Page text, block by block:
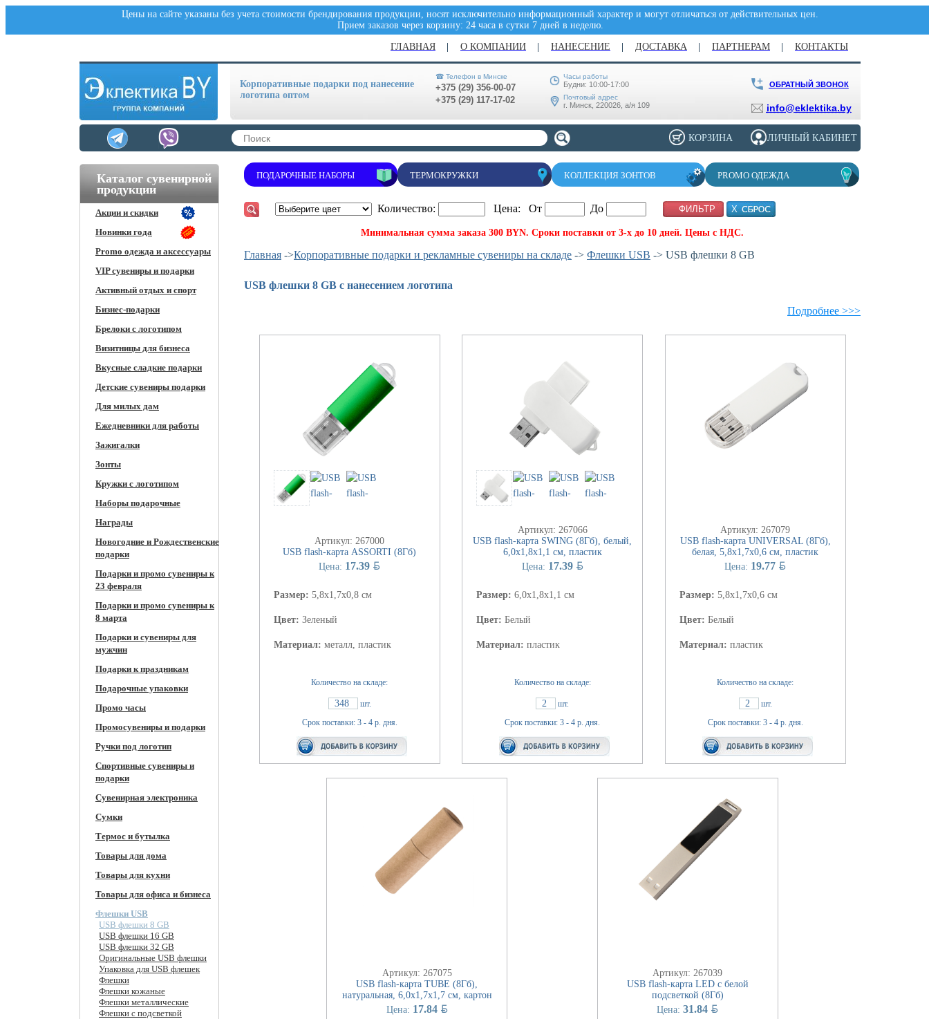
Цены на сайте указаны без учета стоимости брендирования продукции, носят исключительно информационный характер и могут отличаться от действительных цен.
Прием заказов через корзину: 24 часа в сутки 7 дней в неделю.
ГЛАВНАЯ О КОМПАНИИ НАНЕСЕНИЕ ДОСТАВКА ПАРТНЕРАМ КОНТАКТЫ
Корпоративные подарки под нанесение
логотипа оптом
☎ Телефон в Минске
+375 (29) 356-00-07
+375 (29) 117-17-02
Часы работы
Будни: 10:00-17:00
Почтовый адрес
г. Минск, 220026, а/я 109
ОБРАТНЫЙ ЗВОНОК
info@eklektika.by
Каталог сувенирной
продукции
Акции и скидки
Новинки года
Promo одежда и аксессуары
VIP сувениры и подарки
Активный отдых и спорт
Бизнес-подарки
Брелоки с логотипом
Визитницы для бизнеса
Вкусные сладкие подарки
Детские сувениры подарки
Для милых дам
Ежедневники для работы
Зажигалки
Зонты
Кружки c логотипом
Наборы подарочные
Награды
Новогодние и Рождественские
подарки
Подарки и промо сувениры к
23 февраля
Подарки и промо сувениры к
8 марта
Подарки и сувениры для
мужчин
Подарки к праздникам
Подарочные упаковки
Промо часы
Промосувениры и подарки
Ручки под логотип
Спортивные сувениры и
подарки
Сувенирная электроника
Сумки
Термос и бутылка
Товары для дома
Товары для кухни
Товары для офиса и бизнеса
Флешки USB
USB флешки 8 GB
USB флешки 16 GB
USB флешки 32 GB
Оригинальные USB флешки
Упаковка для USB флешек
Флешки
Флешки кожаные
Флешки металлические
Флешки с подсветкой
ПОДАРОЧНЫЕ НАБОРЫ ТЕРМОКРУЖКИ КОЛЛЕКЦИЯ ЗОНТОВ PROMO ОДЕЖДА
Количество: Цена: От До
Минимальная сумма заказа 300 BYN. Сроки поставки от 3-х до 10 дней. Цены с НДС.
Главная ->Корпоративные подарки и рекламные сувениры на складе -> Флешки USB -> USB флешки 8 GB
USB флешки 8 GB с нанесением логотипа
Подробнее >>>
Артикул: 267000
USB flash-карта ASSORTI (8Гб)
Цена: 17.39 BYN
Размер: 5,8х1,7х0,8 см
Цвет: Зеленый
Материал: металл, пластик
Количество на складе:
348
шт.
Срок поставки: 3 - 4 р. дня.
Артикул: 267066
USB flash-карта SWING (8Гб), белый,
6,0х1,8х1,1 см, пластик
Цена: 17.39 BYN
Размер: 6,0х1,8х1,1 см
Цвет: Белый
Материал: пластик
Количество на складе:
2
шт.
Срок поставки: 3 - 4 р. дня.
Артикул: 267079
USB flash-карта UNIVERSAL (8Гб),
белая, 5,8х1,7х0,6 см, пластик
Цена: 19.77 BYN
Размер: 5,8х1,7х0,6 см
Цвет: Белый
Материал: пластик
Количество на складе:
2
шт.
Срок поставки: 3 - 4 р. дня.
Артикул: 267075
USB flash-карта TUBE (8Гб),
натуральная, 6,0х1,7х1,7 см, картон
Цена: 17.84 BYN
Артикул: 267039
USB flash-карта LED с белой
подсветкой (8Гб)
Цена:31.84 BYN
ЛИЧНЫЙ КАБИНЕТ
КОРЗИНА